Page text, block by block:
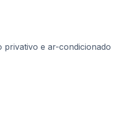
privativo e ar-condicionado